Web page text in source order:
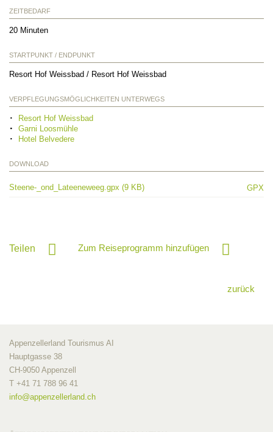
ZEITBEDARF
20 Minuten
STARTPUNKT / ENDPUNKT
Resort Hof Weissbad / Resort Hof Weissbad
VERPFLEGUNGSMÖGLICHKEITEN UNTERWEGS
Resort Hof Weissbad
Garni Loosmühle
Hotel Belvedere
DOWNLOAD
Steene-_ond_Lateeneweeg.gpx (9 KB) GPX
Teilen Zum Reiseprogramm hinzufügen
zurück
Appenzellerland Tourismus AI
Hauptgasse 38
CH-9050 Appenzell
T +41 71 788 96 41
info@appenzellerland.ch